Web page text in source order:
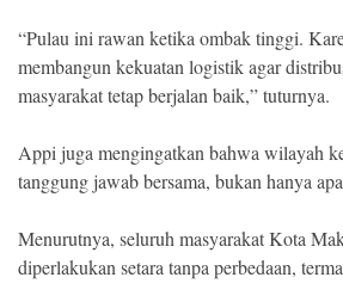
“Pulau ini rawan ketika ombak tinggi.
membangun kekuatan logistik agar
masyarakat tetap berjalan baik,” tuturnya.
Appi juga mengingatkan bahwa wilayah
tanggung jawab bersama, bukan hanya
Menurutnya, seluruh masyarakat Kota
diperlakukan setara tanpa perbedaan,